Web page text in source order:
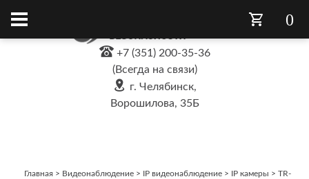
+7 (351) 200-35-36
(Всегда на связи)
г. Челябинск,
Ворошилова, 35Б
0
Главная > Видеонаблюдение > IP видеонаблюдение > IP камеры > TR-